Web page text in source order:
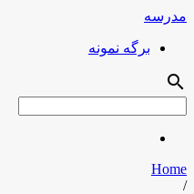
مدرسه
برگه نمونه
search
Home
/